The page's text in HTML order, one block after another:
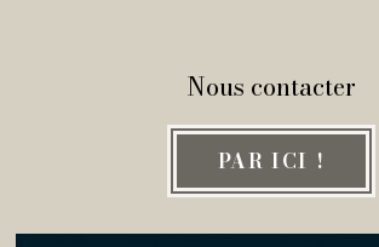
Nous contacter
PAR ICI !